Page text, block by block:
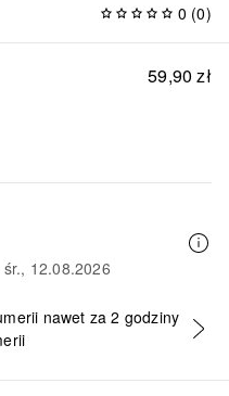
0 (0)
59,90 zł
12.08.2026
nawet za 2 godziny